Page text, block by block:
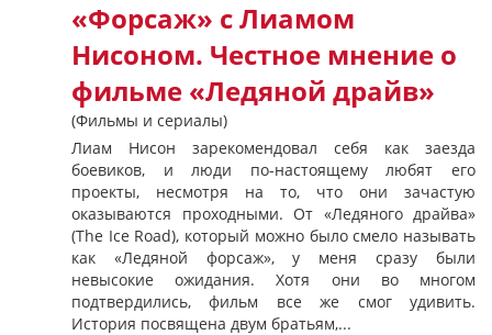
«Форсаж» с Лиамом
Нисоном. Честное мнение о
фильме «Ледяной драйв»
(Фильмы и сериалы)
Лиам Нисон зарекомендовал себя как заезда
боевиков, и люди по-настоящему любят его
проекты, несмотря на то, что они зачастую
оказываются проходными. От «Ледяного драйва»
(The Ice Road), который можно было смело называть
как «Ледяной форсаж», у меня сразу были
невысокие ожидания. Хотя они во многом
подтвердились, фильм все же смог удивить.
История посвящена двум братьям,...